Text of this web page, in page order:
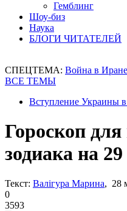
Гемблинг
Шоу-биз
Наука
БЛОГИ ЧИТАТЕЛЕЙ
СПЕЦТЕМА: Война в Иране
ВСЕ ТЕМЫ
Вступление Украины
Гороскоп для
зодиака на
Текст: Валігура Марина, 28
0
3593